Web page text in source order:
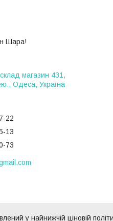
Шара!
магазин 431,
Одеса, Україна
22
13
73
у найнижчій ціновій